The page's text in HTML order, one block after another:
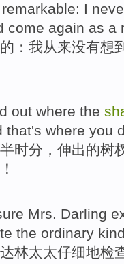
remarkable: I
come again as a
的： 我从来没有想
out where the
that's where you
时分，伸出的树
！
Mrs. Darling
the ordinary
达林太太仔细地检